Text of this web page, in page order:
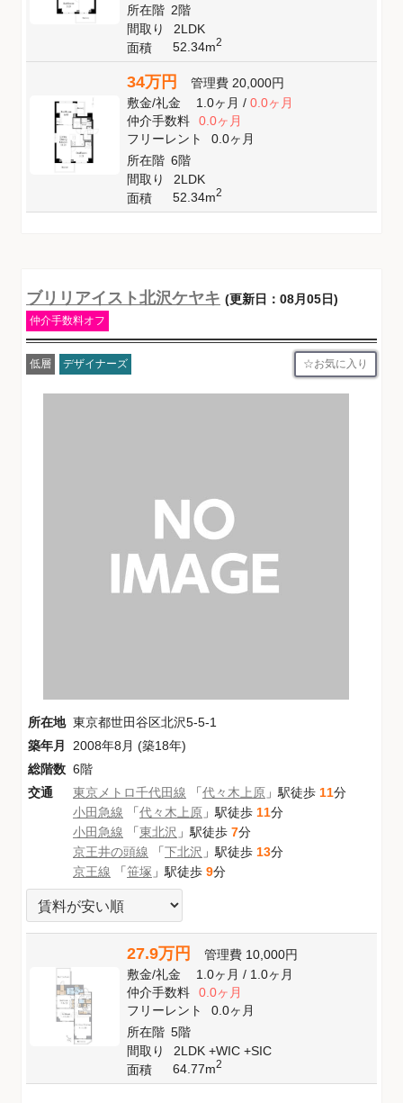
所在階 2階
間取り
2LDK
面積
52.34m2
34万円 管理費 20,000円
敷金/礼金 1.0ヶ月/ 0.0ヶ月
仲介手数料
0.0ヶ月
フリーレント
0.0ヶ月
所在階 6階
間取り
2LDK
面積
52.34m2
ブリリアイスト北沢ケヤキ (更新日：08月05日)
仲介手数料オフ
低層 デザイナーズ お気に入り
所在地 東京都世田谷区北沢5-5-1
築年月
2008年8月 (築18年)
総階数 6階
交通
東京メトロ千代田線 「代々木上原 」駅徒歩 11分
小田急線 「代々木上原 」駅徒歩 11分
小田急線 「東北沢 」駅徒歩 7分
京王井の頭線 「下北沢 」駅徒歩 13分
京王線 「笹塚 」駅徒歩 9分
27.9万円 管理費 10,000円
敷金/礼金 1.0ヶ月/ 1.0ヶ月
仲介手数料
0.0ヶ月
フリーレント
0.0ヶ月
所在階 5階
間取り
2LDK +WIC +SIC
面積
64.77m2